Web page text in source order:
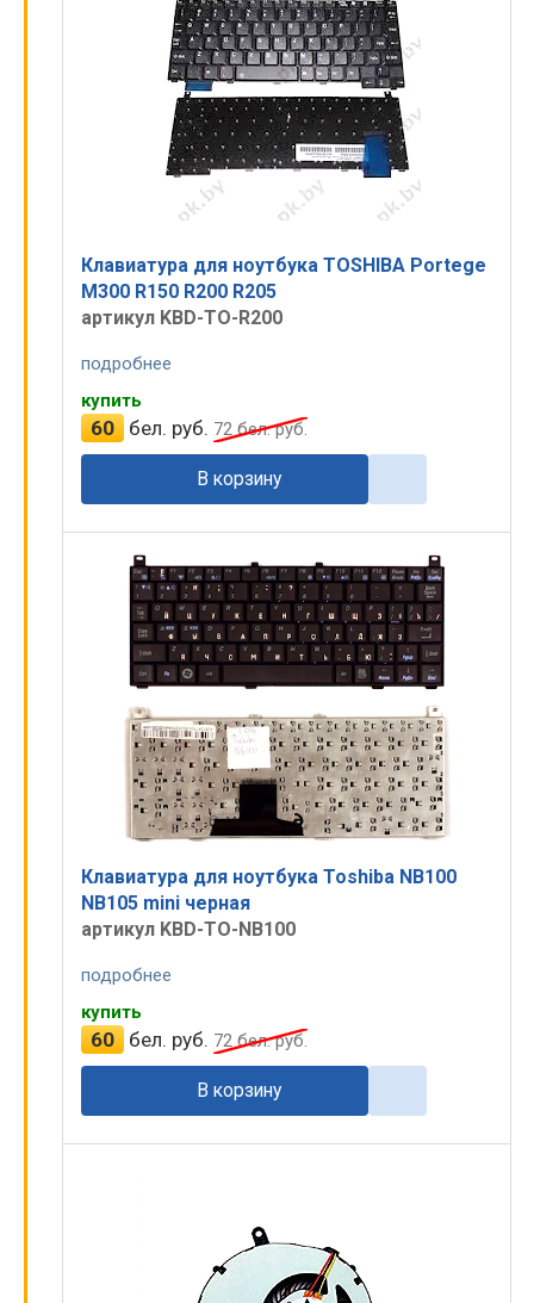
Клавиатура для ноутбука TOSHIBA Portege
M300 R150 R200 R205
артикул KBD-TO-R200
подробнее
купить
60 бел. руб. 72бел. руб.
В корзину
Клавиатура для ноутбука Toshiba NB100
NB105 mini черная
артикул KBD-TO-NB100
подробнее
купить
60 бел. руб. 72бел. руб.
В корзину
Клавиатуры
Зарядные
Микросхемы
Гравировка
Принимаем к оплате: